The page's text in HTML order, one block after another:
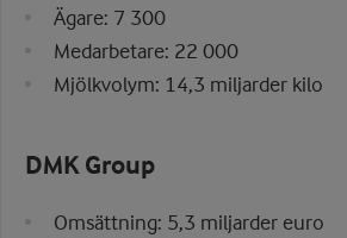
Ägare: 7 300
Medarbetare: 22 000
Mjölkvolym: 14,3 miljarder kilo
DMK Group
Omsättning: 5,3 miljarder euro